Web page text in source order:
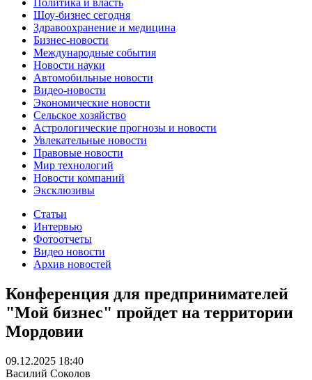
Шоу-бизнес сегодня
Здравоохранение и медицина
Бизнес-новости
Международные события
Новости науки
Автомобильные новости
Видео-новости
Экономические новости
Сельское хозяйство
Астрологические прогнозы и новости
Увлекательные новости
Правовые новости
Мир технологий
Новости компаний
Эксклюзивы
Статьи
Интервью
Фотоотчеты
Видео новости
Архив новостей
Конференция для предпринимателей
"Мой бизнес" пройдет на территории
Мордовии
09.12.2025 18:40
Василий Соколов